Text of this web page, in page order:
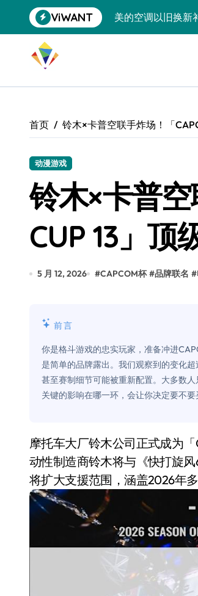
到
ViWANT
美的空调以旧换新
黄金瞬间冲破
特斯拉中国卖第
Xbox七月大崩盘
谷歌DeepMind创
全球最小U盘，容
400层堆叠、性能
别再用汽车USB
花钱买宝马，启动
维修店最怕的“作
轻到忽略不计 大
从“卖电视”到“定
对不起胖东来，我
国际首次！中国
小米涨价！K90
首页 铃木×卡普空联手炸场！「
动漫游戏
铃木×卡普
CUP 13」
5 月 12, 2026 #CAPCOM杯 #品牌联名 #
前言
你是格斗游戏的忠实玩家，准备冲进
是简单的品牌露出。我们观察到的变化
甚至赛制细节可能被重新配置。大多数
关键的影响在哪一环，会让你决定要不要
摩托车大厂铃木公司正式成为「CAPCOM CUP 13」顶级合作伙伴。卡普空官方宣布，全球知名机
动性制造商铃木将与《快打旋
将扩大支援范围，涵盖2026年